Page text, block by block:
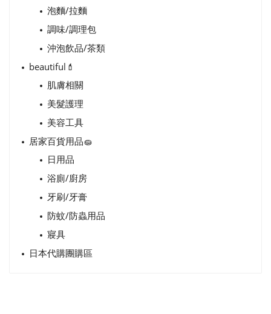
泡麵/拉麵
調味/調理包
沖泡飲品/茶類
beautiful💄
肌膚相關
美髮護理
美容工具
居家百貨用品🧽
日用品
浴廁/廚房
牙刷/牙膏
防蚊/防蟲用品
寢具
日本代購團購區